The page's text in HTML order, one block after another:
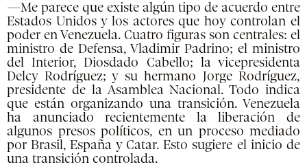
—Me parece que existe algún tipo de acuerdo entre
Estados Unidos y los actores que hoy controlan el
poder en Venezuela. Cuatro figuras son centrales: el
ministro de Defensa, Vladimir Padrino; el ministro
del Interior, Diosdado Cabello; la vicepresidenta
Delcy Rodríguez; y su hermano Jorge Rodríguez,
presidente de la Asamblea Nacional. Todo indica
que están organizando una transición. Venezuela
ha anunciado recientemente la liberación de
algunos presos políticos, en un proceso mediado
por Brasil, España y Catar. Esto sugiere el inicio de
una transición controlada.